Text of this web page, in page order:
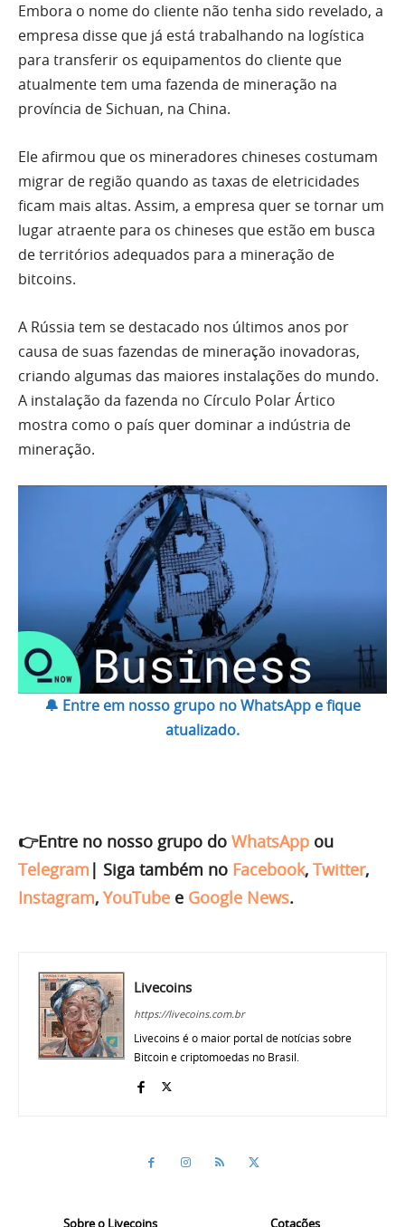
Embora o nome do cliente não tenha sido revelado, a
empresa disse que já está trabalhando na logística
para transferir os equipamentos do cliente que
atualmente tem uma fazenda de mineração na
província de Sichuan, na China.
Ele afirmou que os mineradores chineses costumam
migrar de região quando as taxas de eletricidades
ficam mais altas. Assim, a empresa quer se tornar um
lugar atraente para os chineses que estão em busca
de territórios adequados para a mineração de
bitcoins.
A Rússia tem se destacado nos últimos anos por
causa de suas fazendas de mineração inovadoras,
criando algumas das maiores instalações do mundo.
A instalação da fazenda no Círculo Polar Ártico
mostra como o país quer dominar a indústria de
mineração.
🔔 Entre em nosso grupo no WhatsApp e fique
atualizado.
👉Entre no nosso grupo do WhatsApp ou
Telegram | Siga também no Facebook, Twitter,
Instagram, YouTube e Google News.
Livecoins
https://livecoins.com.br
Livecoins é o maior portal de notícias sobre
Bitcoin e criptomoedas no Brasil.
Sobre o Livecoins Cotações